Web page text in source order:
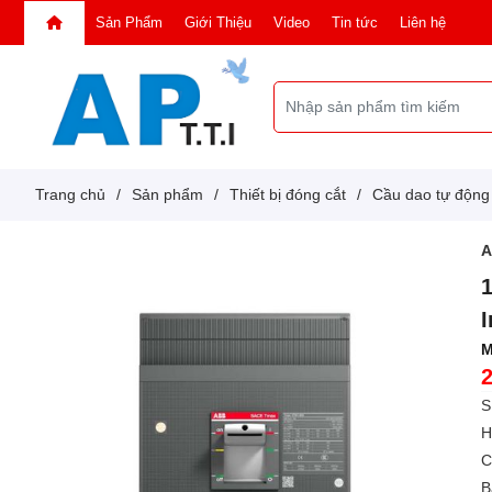
Sản Phẩm Giới Thiệu Video Tin tức Liên hệ
Trang chủ / Sản phẩm / Thiết bị đóng cắt / Cầu dao tự